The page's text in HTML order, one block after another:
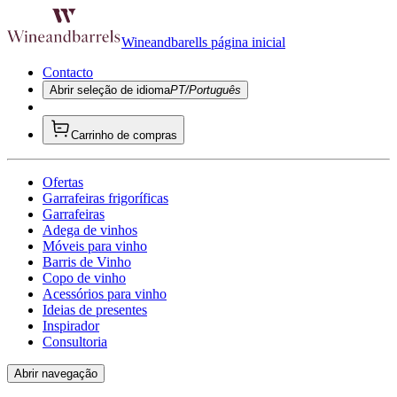
Wineandbarells página inicial
Contacto
Abrir seleção de idiomaPT/Português
Carrinho de compras
Ofertas
Garrafeiras frigoríficas
Garrafeiras
Adega de vinhos
Móveis para vinho
Barris de Vinho
Copo de vinho
Acessórios para vinho
Ideias de presentes
Inspirador
Consultoria
Abrir navegação